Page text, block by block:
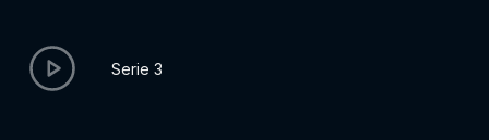
Serie 3